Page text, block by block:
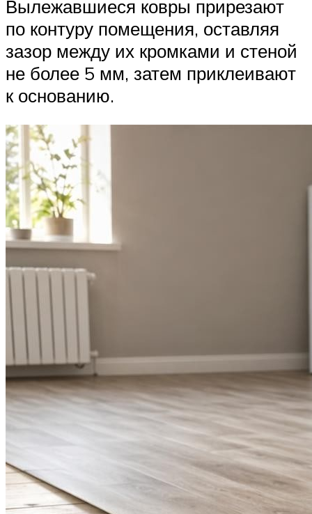
Вылежавшиеся ковры прирезают
по контуру помещения, оставляя
зазор между их кромками и стеной
не более 5 мм, затем приклеивают
к основанию.